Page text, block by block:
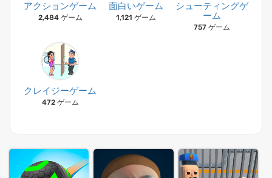
アクションゲーム
2,484 ゲーム
面白いゲーム
1,121 ゲーム
シューティングゲ
ーム
757 ゲーム
クレイジーゲーム
472 ゲーム